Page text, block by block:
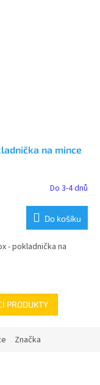
na mince
Do 3-4 dnů
Do košíku
- pokladnička na
PRODUKTY
Značka